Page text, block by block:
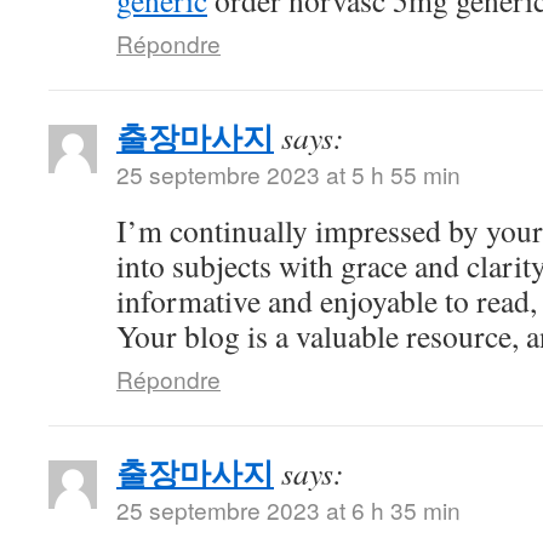
Répondre
출장마사지 says:
25 septembre 2023 at 5 h 55 min
I’m continually impressed by
into subjects with grace and
informative and enjoyable to
Your blog is a valuable resource,
Répondre
출장마사지 says:
25 septembre 2023 at 6 h 35 min